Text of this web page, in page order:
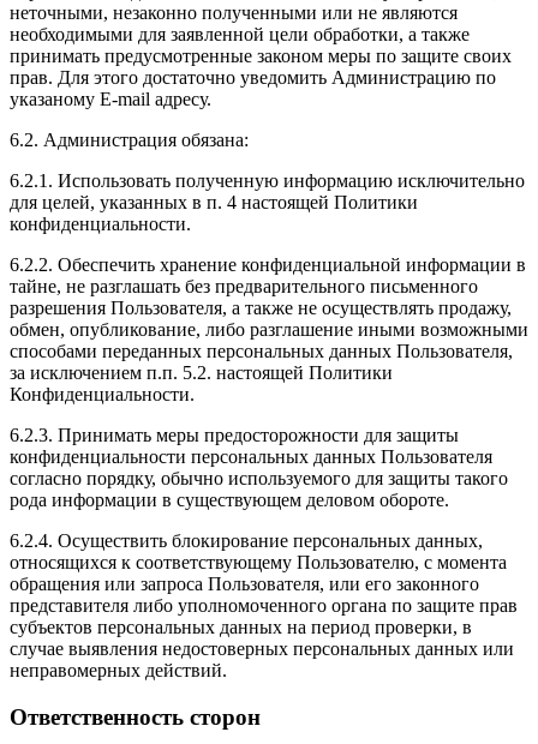
неточными, незаконно полученными или не являются
необходимыми для заявленной цели обработки, а также
принимать предусмотренные законом меры по защите своих
прав. Для этого достаточно уведомить Администрацию по
указаному E-mail адресу.
6.2. Администрация обязана:
6.2.1. Использовать полученную информацию исключительно
для целей, указанных в п. 4 настоящей Политики
конфиденциальности.
6.2.2. Обеспечить хранение конфиденциальной информации в
тайне, не разглашать без предварительного письменного
разрешения Пользователя, а также не осуществлять продажу,
обмен, опубликование, либо разглашение иными возможными
способами переданных персональных данных Пользователя,
за исключением п.п. 5.2. настоящей Политики
Конфиденциальности.
6.2.3. Принимать меры предосторожности для защиты
конфиденциальности персональных данных Пользователя
согласно порядку, обычно используемого для защиты такого
рода информации в существующем деловом обороте.
6.2.4. Осуществить блокирование персональных данных,
относящихся к соответствующему Пользователю, с момента
обращения или запроса Пользователя, или его законного
представителя либо уполномоченного органа по защите прав
субъектов персональных данных на период проверки, в
случае выявления недостоверных персональных данных или
неправомерных действий.
Ответственность сторон